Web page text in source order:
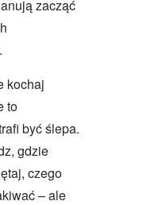
zacząć
kochaj
to
być ślepa.
gdzie
czego
– ale